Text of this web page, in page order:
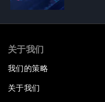
关于我们
我们的策略
关于我们